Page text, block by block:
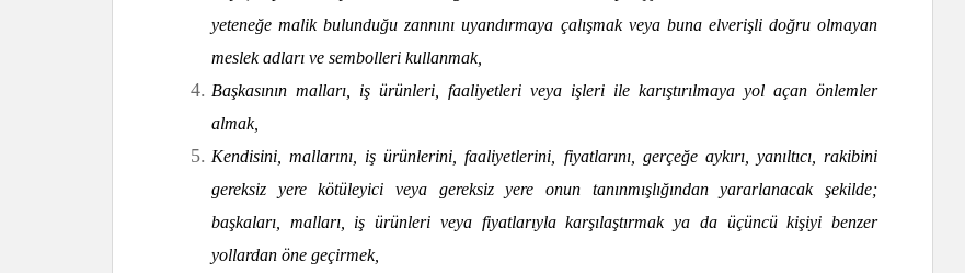
yeteneğe malik bulunduğu zannını uyandırmaya çalışmak veya buna elverişli doğru olmayan
meslek adları ve sembolleri kullanmak,
Başkasının malları, iş ürünleri, faaliyetleri veya işleri ile karıştırılmaya yol açan önlemler
almak,
Kendisini, mallarını, iş ürünlerini, faaliyetlerini, fiyatlarını, gerçeğe aykırı, yanıltıcı, rakibini
gereksiz yere kötüleyici veya gereksiz yere onun tanınmışlığından yararlanacak şekilde;
başkaları, malları, iş ürünleri veya fiyatlarıyla karşılaştırmak ya da üçüncü kişiyi benzer
yollardan öne geçirmek,